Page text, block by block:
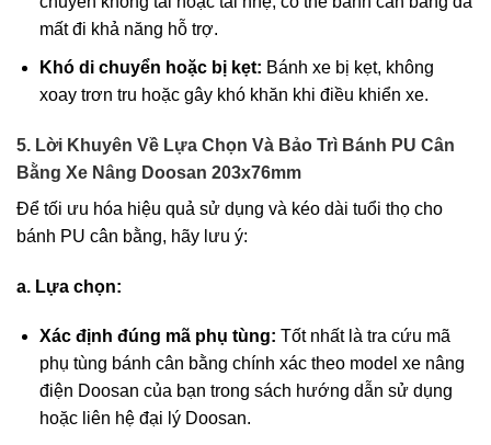
mất đi khả năng hỗ trợ.
Khó di chuyển hoặc bị kẹt: Bánh xe bị kẹt, không
xoay trơn tru hoặc gây khó khăn khi điều khiển xe.
5. Lời Khuyên Về Lựa Chọn Và Bảo Trì Bánh PU Cân
Bằng Xe Nâng Doosan 203x76mm
Để tối ưu hóa hiệu quả sử dụng và kéo dài tuổi thọ cho
bánh PU cân bằng, hãy lưu ý:
a. Lựa chọn:
Xác định đúng mã phụ tùng: Tốt nhất là tra cứu mã
phụ tùng bánh cân bằng chính xác theo model xe nâng
điện Doosan của bạn trong sách hướng dẫn sử dụng
hoặc liên hệ đại lý Doosan.